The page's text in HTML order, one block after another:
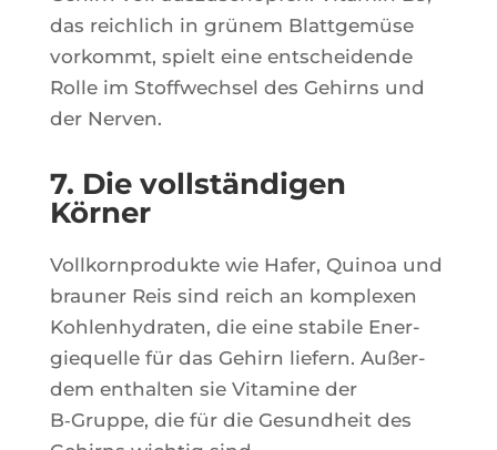
das rei­chlich in grü­nem Blatt­gemüse
vor­kommt, spielt eine ent­schei­dende
Rolle im Stoff­wech­sel des Gehirns und
der Nerven.
7. Die vollständigen
Körner
Voll­korn­pro­dukte wie Hafer, Qui­noa und
brau­ner Reis sind reich an kom­plexen
Koh­len­hy­dra­ten, die eine sta­bile Ener­
gie­quelle für das Gehirn lie­fern. Außer­
dem enthal­ten sie Vita­mine der
B‑Gruppe, die für die Gesund­heit des